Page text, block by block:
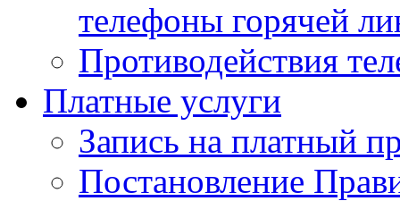
телефоны горячей
Противодействия
Платные услуги
Запись на платный
Постановление